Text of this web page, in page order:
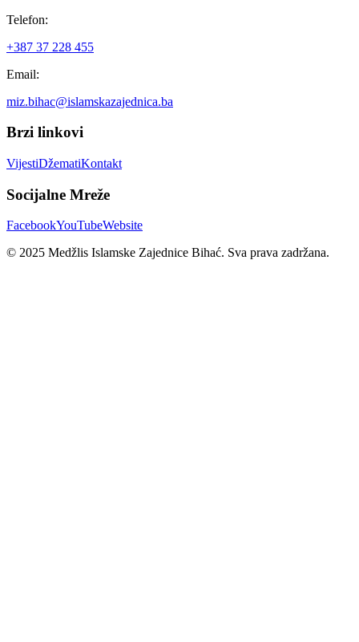
Telefon:
+387 37 228 455
Email:
miz.bihac@islamskazajednica.ba
Brzi linkovi
VijestiDžematiKontakt
Socijalne Mreže
FacebookYouTubeWebsite
© 2025 Medžlis Islamske Zajednice Bihać. Sva prava zadržana.